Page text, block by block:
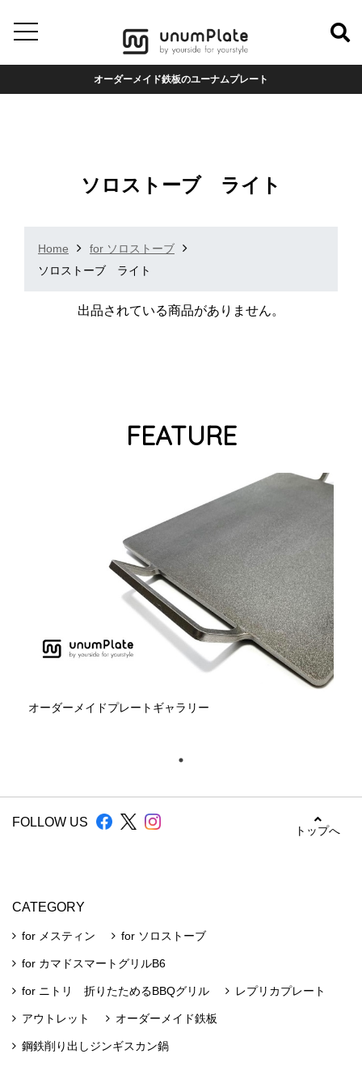
オーダーメイド鉄板のユーナムプレート
ソロストーブ ライト
Home
for ソロストーブ
ソロストーブ ライト
出品されている商品がありません。
FEATURE
オーダーメイドプレートギャラリー
FOLLOW US
トップへ
CATEGORY
for メスティン for ソロストーブ
for カマドスマートグリルB6
for ニトリ 折りたためるBBQグリル レプリカプレート
アウトレット オーダーメイド鉄板
鋼鉄削り出しジンギスカン鍋